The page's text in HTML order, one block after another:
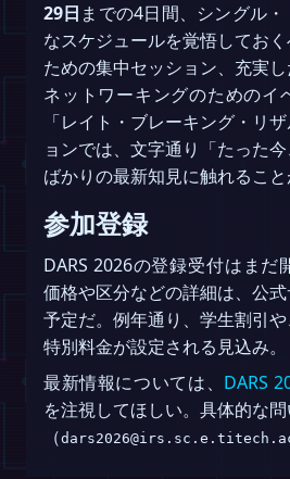
29日 までの4日間、シングル
なスケジュールを覚悟してお
ための集中セッション、充実
ネットワーキングのためのイ
「レイト・ブレーキング・リ
ョンでは、文字通り「たった今
ばかりの最新知見に触れること
参加登録
DARS 2026の登録受付はまだ
価格や区分などの詳細は、公
予定だ。例年通り、学生割引
特別料金が設定される見込み。
最新情報については、 DARS
を注視してほしい。具体的な
（